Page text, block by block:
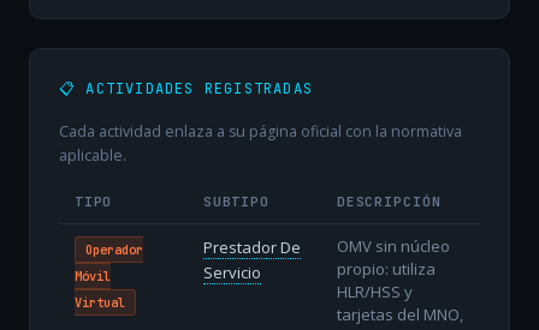
📋 ACTIVIDADES REGISTRADAS
Cada actividad enlaza a su página oficial con la normativa
aplicable.
TIPO SUBTIPO DESCRIPCIÓN
Operador
Móvil
Virtual
Prestador De
Servicio
OMV sin núcleo
propio: utiliza
HLR/HSS y
tarjetas del MNO,